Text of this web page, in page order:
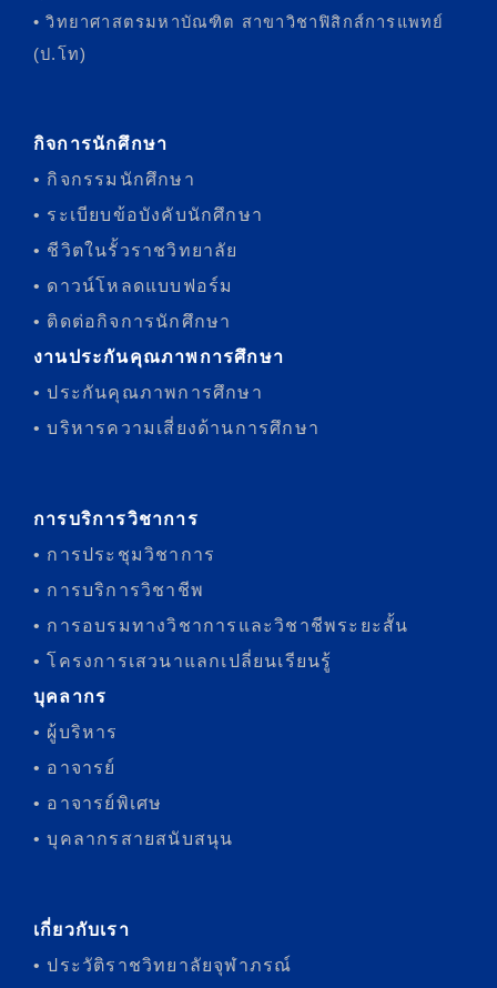
• วิทยาศาสตรมหาบัณฑิต สาขาวิชาฟิสิกส์การแพทย์
(ป.โท)
กิจการนักศึกษา
• กิจกรรมนักศึกษา
• ระเบียบข้อบังคับนักศึกษา
• ชีวิตในรั้วราชวิทยาลัย
• ดาวน์โหลดแบบฟอร์ม
• ติดต่อกิจการนักศึกษา
งานประกันคุณภาพการศึกษา
• ประกันคุณภาพการศึกษา
• บริหารความเสี่ยงด้านการศึกษา
การบริการวิชาการ
• การประชุมวิชาการ
• การบริการวิชาชีพ
• การอบรมทางวิชาการและวิชาชีพระยะสั้น
• โครงการเสวนาแลกเปลี่ยนเรียนรู้
บุคลากร
• ผู้บริหาร
• อาจารย์
• อาจารย์พิเศษ
• บุคลากรสายสนับสนุน
เกี่ยวกับเรา
• ประวัติราชวิทยาลัยจุฬาภรณ์